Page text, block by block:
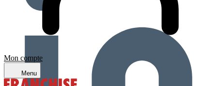
Mon compte
Menu